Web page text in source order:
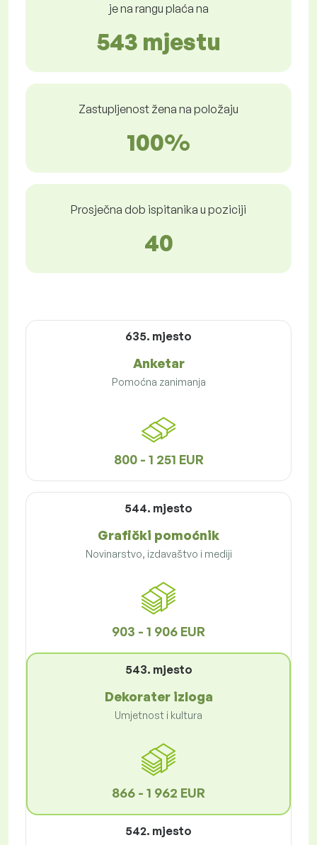
je na rangu plaća na
543 mjestu
Zastupljenost žena na položaju
100%
Prosječna dob ispitanika u poziciji
40
635. mjesto
Anketar
Pomoćna zanimanja
800 - 1 251 EUR
544. mjesto
Grafički pomoćnik
Novinarstvo, izdavaštvo i mediji
903 - 1 906 EUR
543. mjesto
Dekorater izloga
Umjetnost i kultura
866 - 1 962 EUR
542. mjesto